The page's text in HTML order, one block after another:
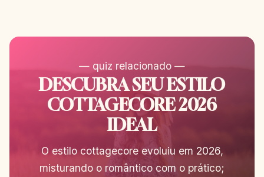
— quiz relacionado —
DESCUBRA SEU ESTILO
COTTAGECORE 2026
IDEAL
O estilo cottagecore evoluiu em 2026,
misturando o romântico com o prático;